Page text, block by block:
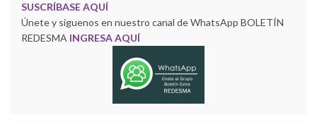
SUSCRÍBASE AQUÍ
Únete y siguenos en nuestro canal de WhatsApp BOLETÍN
REDESMA INGRESA AQUÍ